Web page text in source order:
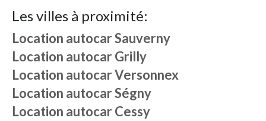
Les villes à proximité:
Location autocarSauverny
Location autocarGrilly
Location autocarVersonnex
Location autocarSégny
Location autocarCessy